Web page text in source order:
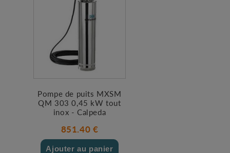
Pompe de puits MXSM
QM 303 0,45 kW tout
inox - Calpeda
851.40 €
Ajouter au panier